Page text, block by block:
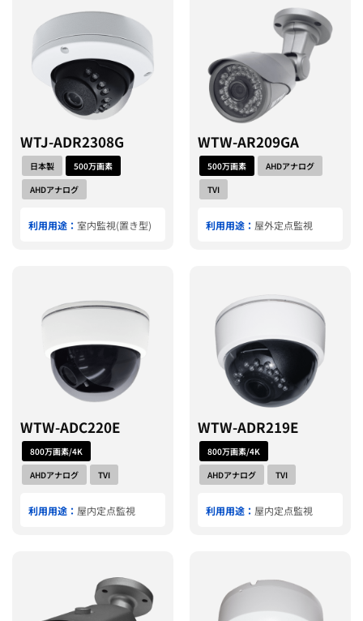
WTJ-ADR2308G
日本製
500万画素
AHDアナログ
利用用途： 室内監視(置き型)
WTW-AR209GA
500万画素
AHDアナログ
TVI
利用用途： 屋外定点監視
WTW-ADC220E
800万画素/4K
AHDアナログ
TVI
利用用途： 屋内定点監視
WTW-ADR219E
800万画素/4K
AHDアナログ
TVI
利用用途： 屋内定点監視